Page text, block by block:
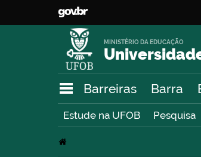
MINISTÉRIO DA EDUCAÇÃO
Barreiras Barra
Estude na UFOB Pesquisa